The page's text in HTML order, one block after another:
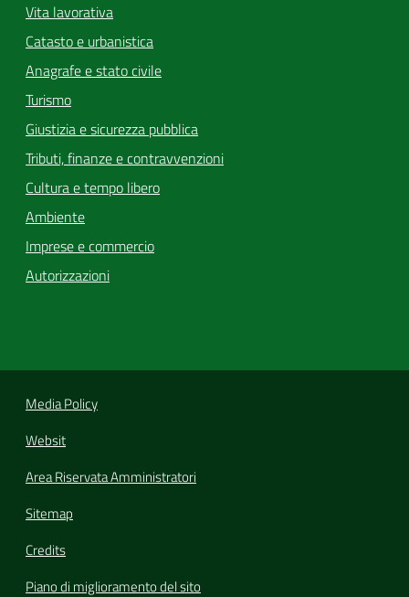
Vita lavorativa
Catasto e urbanistica
Anagrafe e stato civile
Turismo
Giustizia e sicurezza pubblica
Tributi, finanze e contravvenzioni
Cultura e tempo libero
Ambiente
Imprese e commercio
Autorizzazioni
Media Policy
Websit
Area Riservata Amministratori
Sitemap
Credits
Piano di miglioramento del sito